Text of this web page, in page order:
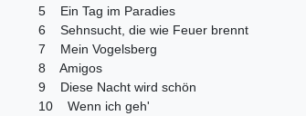
5 Ein Tag im Paradies
6 Sehnsucht, die wie Feuer brennt
7 Mein Vogelsberg
8 Amigos
9 Diese Nacht wird schön
10 Wenn ich geh'